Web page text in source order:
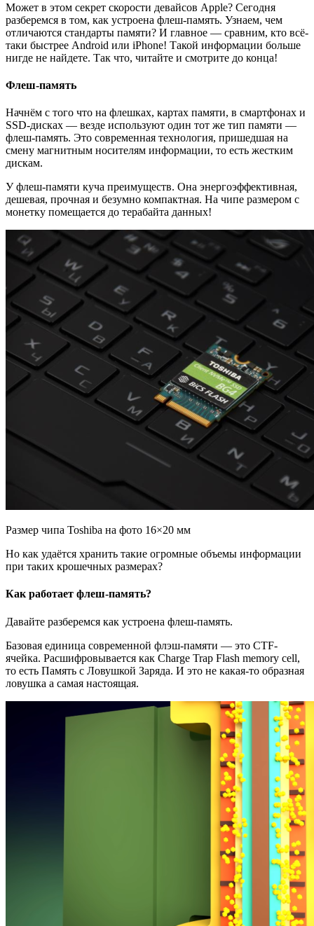
Может в этом секрет скорости девайсов Apple? Сегодня
разберемся в том, как устроена флеш-память. Узнаем, чем
отличаются стандарты памяти? И главное — сравним, кто всё-
таки быстрее Android или iPhone! Такой информации больше
нигде не найдете. Так что, читайте и смотрите до конца!
Флеш-память
Начнём с того что на флешках, картах памяти, в смартфонах и
SSD-дисках — везде используют один тот же тип памяти —
флеш-память. Это современная технология, пришедшая на
смену магнитным носителям информации, то есть жестким
дискам.
У флеш-памяти куча преимуществ. Она энергоэффективная,
дешевая, прочная и безумно компактная. На чипе размером с
монетку помещается до терабайта данных!
Размер чипа Toshiba на фото 16×20 мм
Но как удаётся хранить такие огромные объемы информации
при таких крошечных размерах?
Как работает флеш-память?
Давайте разберемся как устроена флеш-память.
Базовая единица современной флэш-памяти — это CTF-
ячейка. Расшифровывается как Charge Trap Flash memory cell,
то есть Память с Ловушкой Заряда. И это не какая-то образная
ловушка а самая настоящая.